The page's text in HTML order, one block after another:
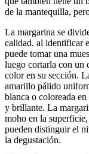
de la mantequilla,
La margarina se
calidad. al identificar
puede tomar una
luego cortarla con un
color en su sección.
amarillo pálido
blanca o coloreada
y brillante. La
moho en la
pueden distinguir el
la degustación.